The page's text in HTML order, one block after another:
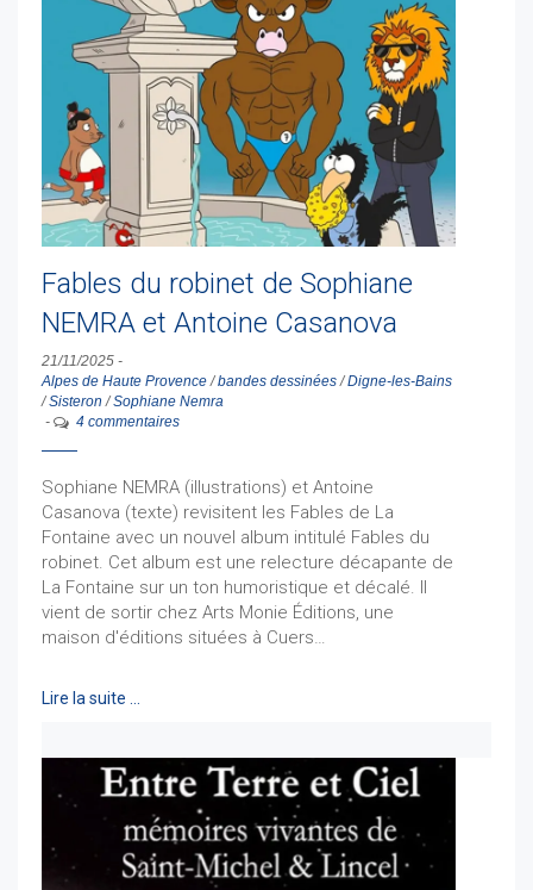
Fables du robinet de Sophiane
NEMRA et Antoine Casanova
21/11/2025 -
Alpes de Haute Provence/bandes dessinées/Digne-les-Bains
/Sisteron /Sophiane Nemra
-
4 commentaires
Sophiane NEMRA (illustrations) et Antoine
Casanova (texte) revisitent les Fables de La
Fontaine avec un nouvel album intitulé Fables du
robinet. Cet album est une relecture décapante de
La Fontaine sur un ton humoristique et décalé. Il
vient de sortir chez Arts Monie Éditions, une
maison d'éditions situées à Cuers…
Lire la suite …